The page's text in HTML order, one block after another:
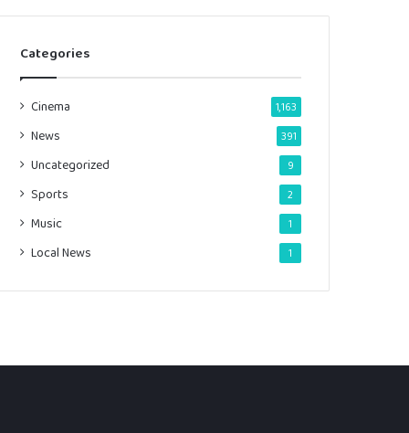
Categories
Cinema 1,163
News 391
Uncategorized 9
Sports 2
Music 1
Local News 1